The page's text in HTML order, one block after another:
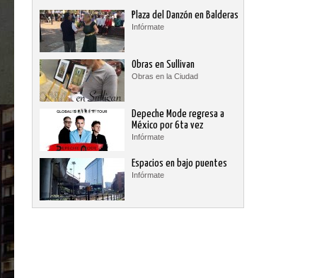
Plaza del Danzón en Balderas
Infórmate
Obras en Sullivan
Obras en la Ciudad
Depeche Mode regresa a
México por 6ta vez
Infórmate
Espacios en bajo puentes
Infórmate